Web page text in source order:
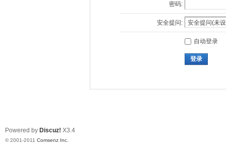
密码:
安全提问:
自动登录
登录
Powered by Discuz! X3.4
© 2001-2011 Comsenz Inc.